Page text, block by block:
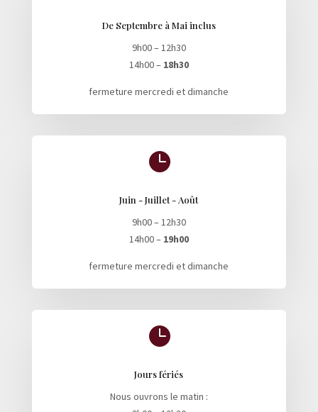
De Septembre à Mai inclus
9h00 – 12h30
14h00 – 18h30
fermeture mercredi et dimanche

Juin - Juillet - Août
9h00 – 12h30
14h00 – 19h00
fermeture mercredi et dimanche

Jours fériés
Nous ouvrons le matin :